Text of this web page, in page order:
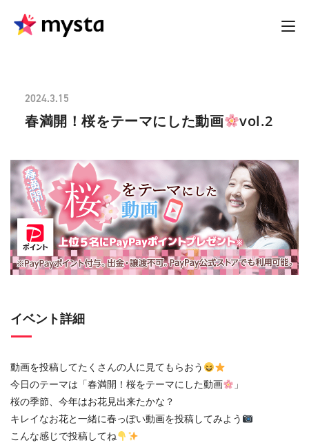
2024.3.15
春満開！桜をテーマにした動画 vol.2
イベント詳細
動画を投稿してたくさんの人に見てもらおう
今日のテーマは「春満開！桜をテーマにした動画
」
桜の季節、今年はお花見出来たかな？
キレイなお花と一緒に春っぽい動画を投稿してみよう
こんな感じで投稿してね